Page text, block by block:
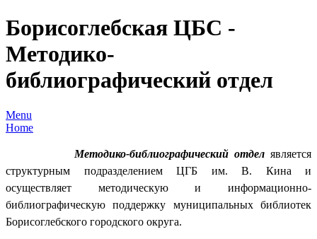
Борисоглебская ЦБС -
Методико-
библиографический отдел
Menu
Home
Методико-библиографический отделявляется
структурным подразделением ЦГБ им. В. Кина и
осуществляет методическую и информационно-
библиографическую поддержку муниципальных библиотек
Борисоглебского городского округа.